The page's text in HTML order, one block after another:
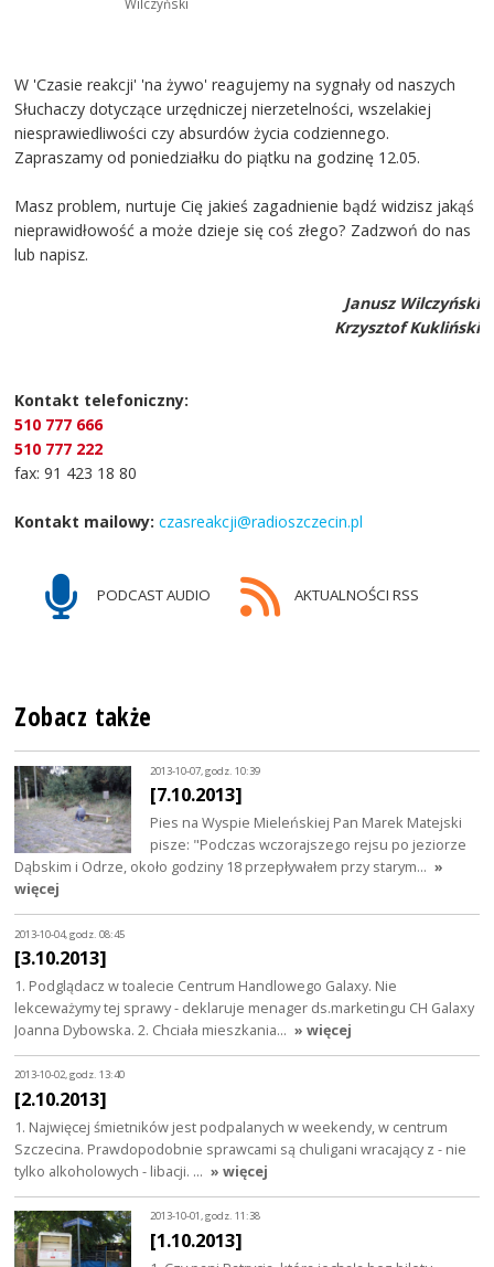
Wilczyński
W 'Czasie reakcji' 'na żywo' reagujemy na sygnały od naszych
Słuchaczy dotyczące urzędniczej nierzetelności, wszelakiej
niesprawiedliwości czy absurdów życia codziennego.
Zapraszamy od poniedziałku do piątku na godzinę 12.05.
Masz problem, nurtuje Cię jakieś zagadnienie bądź widzisz jakąś
nieprawidłowość a może dzieje się coś złego? Zadzwoń do nas
lub napisz.
Janusz Wilczyński
Krzysztof Kukliński
Kontakt telefoniczny:
510 777 666
510 777 222
fax: 91 423 18 80
Kontakt mailowy: czasreakcji@radioszczecin.pl
PODCAST AUDIO AKTUALNOŚCI RSS
Zobacz także
2013-10-07, godz. 10:39
[7.10.2013]
Pies na Wyspie Mieleńskiej Pan Marek Matejski
pisze: "Podczas wczorajszego rejsu po jeziorze
Dąbskim i Odrze, około godziny 18 przepływałem przy starym… »
więcej
2013-10-04, godz. 08:45
[3.10.2013]
1. Podglądacz w toalecie Centrum Handlowego Galaxy. Nie
lekceważymy tej sprawy - deklaruje menager ds.marketingu CH Galaxy
Joanna Dybowska. 2. Chciała mieszkania… » więcej
2013-10-02, godz. 13:40
[2.10.2013]
1. Najwięcej śmietników jest podpalanych w weekendy, w centrum
Szczecina. Prawdopodobnie sprawcami są chuligani wracający z - nie
tylko alkoholowych - libacji. … » więcej
2013-10-01, godz. 11:38
[1.10.2013]